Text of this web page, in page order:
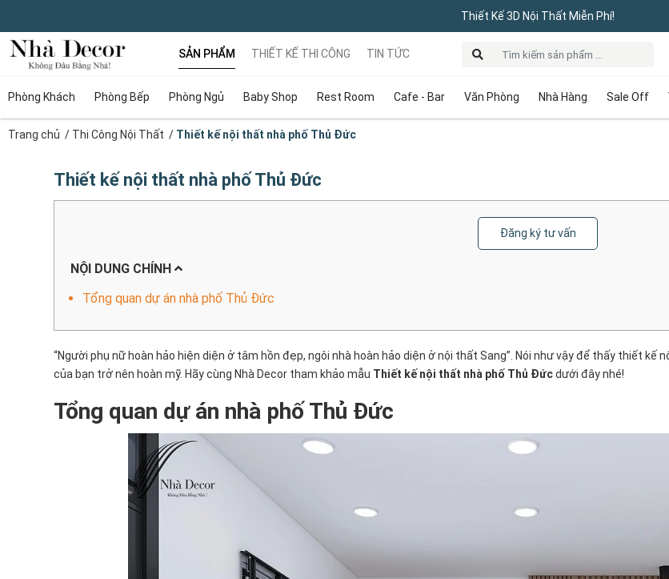
Thiết Kế 3D Nội Thất Miễn Phí!
SẢN PHẨM
Phòng Khách Phòng Bếp Phòng Ngủ Baby Shop Rest Room Cafe - Bar Văn Phòng Nhà Hàng Sale Off
THIẾT KẾ THI CÔNG TIN TỨC
Trang chủ / Thi Công Nội Thất / Thiết kế nội thất nhà phố Thủ Đức
Thiết kế nội thất nhà phố Thủ Đức
Đăng ký tư vấn
NỘI DUNG CHÍNH
Tổng quan dự án nhà phố Thủ Đức
“Người phụ nữ hoàn hảo hiện diện ở tâm hồn đẹp, ngôi nhà hoàn hảo diện ở nội thất Sang”. Nói như vậy để thấy thiết kế
của bạn trở nên hoàn mỹ. Hãy cùng Nhà Decor tham khảo mẫu Thiết kế nội thất nhà phố Thủ Đứcdưới đây nhé!
Tổng quan dự án nhà phố Thủ Đức